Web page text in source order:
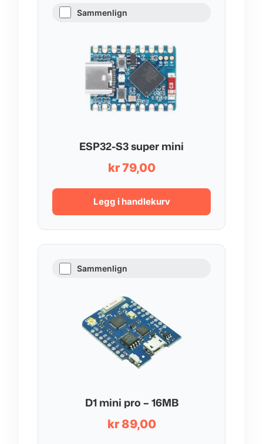
Sammenlign
ESP32-S3 super mini
kr79,00
Legg i handlekurv
Sammenlign
D1 mini pro – 16MB
kr89,00